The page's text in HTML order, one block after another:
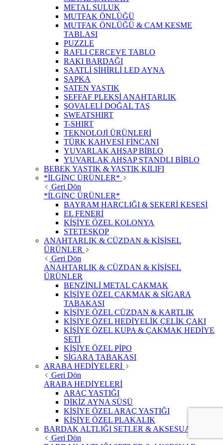
METAL SULUK
MUTFAK ÖNLÜĞÜ
MUTFAK ÖNLÜĞÜ & CAM KESME
TABLASI
PUZZLE
RAFLI ÇERÇEVE TABLO
RAKI BARDAĞI
SAATLİ SİHİRLİ LED AYNA
ŞAPKA
SATEN YASTIK
ŞEFFAF PLEKSİ ANAHTARLIK
ŞOVALELİ DOĞAL TAŞ
SWEATSHIRT
T-SHIRT
TEKNOLOJİ ÜRÜNLERİ
TÜRK KAHVESİ FİNCANI
YUVARLAK AHŞAP BİBLO
YUVARLAK AHŞAP STANDLI BİBLO
BEBEK YASTIK & YASTIK KILIFI
*İLGİNÇ ÜRÜNLER*
Geri Dön
*İLGİNÇ ÜRÜNLER*
BAYRAM HARÇLIĞI & ŞEKERİ KESESİ
EL FENERİ
KİŞİYE ÖZEL KOLONYA
STETESKOP
ANAHTARLIK & CÜZDAN & KİŞİSEL
ÜRÜNLER
Geri Dön
ANAHTARLIK & CÜZDAN & KİŞİSEL
ÜRÜNLER
BENZİNLİ METAL ÇAKMAK
KİŞİYE ÖZEL ÇAKMAK & SİGARA
TABAKASI
KİŞİYE ÖZEL CÜZDAN & KARTLIK
KİŞİYE ÖZEL HEDİYELİK ÇELİK ÇAKI
KİŞİYE ÖZEL KUPA & ÇAKMAK HEDİYE
SETİ
KİŞİYE ÖZEL PİPO
SİGARA TABAKASI
ARABA HEDİYELERİ
Geri Dön
ARABA HEDİYELERİ
ARAÇ YASTIĞI
DİKİZ AYNA SÜSÜ
KİŞİYE ÖZEL ARAÇ YASTIĞI
KİŞİYE ÖZEL PLAKALIK
BARDAK ALTLIĞI SETLER & AKSESUAR
Geri Dön